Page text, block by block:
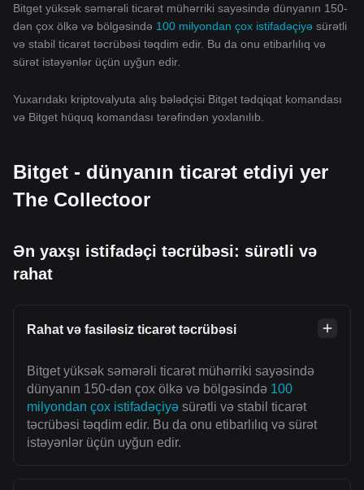
Bitget yüksək səmərəli ticarət mühərriki sayəsində dünyanın 150-
dən çox ölkə və bölgəsində 100 milyondan çox istifadəçiyə sürətli
və stabil ticarət təcrübəsi təqdim edir. Bu da onu etibarlılıq və
sürət istəyənlər üçün uyğun edir.
Yuxarıdakı kriptovalyuta alış bələdçisi Bitget tədqiqat komandası
və Bitget hüquq komandası tərəfindən yoxlanılıb.
Bitget - dünyanın ticarət etdiyi yer
The Collectoor
Ən yaxşı istifadəçi təcrübəsi: sürətli və
rahat
Rahat və fasiləsiz ticarət təcrübəsi
Bitget yüksək səmərəli ticarət mühərriki sayəsində
dünyanın 150-dən çox ölkə və bölgəsində 100
milyondan çox istifadəçiyə sürətli və stabil ticarət
təcrübəsi təqdim edir. Bu da onu etibarlılıq və sürət
istəyənlər üçün uyğun edir.